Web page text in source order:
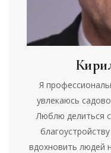
Я
увлекаюсь
Люблю делиться
вдохновить людей